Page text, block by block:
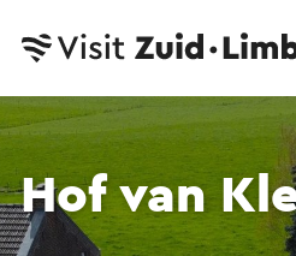
Hof van